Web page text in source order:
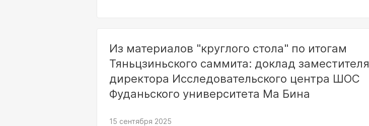
Из материалов "круглого стола" по итогам
Тяньцзиньского саммита: доклад заместителя
директора Исследовательского центра ШОС
Фуданьского университета Ма Бина
15 сентября 2025